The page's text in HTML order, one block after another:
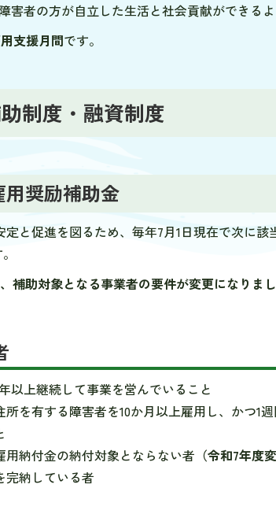
害者の方が自立した生活と社会貢献ができる
支援月間です。
制度・融資制度
用奨励補助金
定と促進を図るため、毎年7月1日現在で次に
補助対象となる事業者の要件が変更になりまし
以上継続して事業を営んでいること
所を有する障害者を10か月以上雇用し、かつ1
用納付金の納付対象とならない者 （令和7年度
完納している者